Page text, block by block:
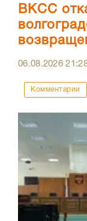
ВКСС
06.08.2026
Комментарии